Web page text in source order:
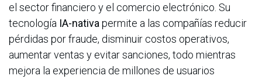
el sector financiero y el comercio electrónico. Su
tecnología IA-nativa permite a las compañías reducir
pérdidas por fraude, disminuir costos operativos,
aumentar ventas y evitar sanciones, todo mientras
mejora la experiencia de millones de usuarios